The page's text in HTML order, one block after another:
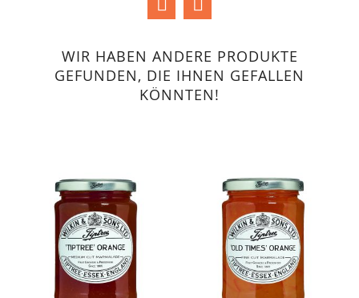
WIR HABEN ANDERE PRODUKTE
GEFUNDEN, DIE IHNEN GEFALLEN
KÖNNTEN!